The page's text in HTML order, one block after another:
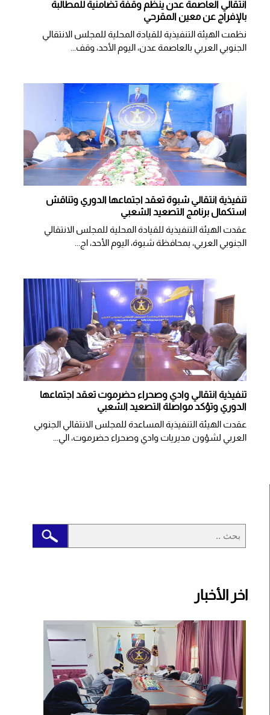
انتقالي العاصمة عدن ينظم وقفة تضامنية للمطالبة
بالإفراج عن معين المقرحي
نظمت الهيئة التنفيذية للقيادة المحلية للمجلس الانتقالي
الجنوبي العربي بالعاصمة عدن، اليوم الأحد، وقف...
تنفيذية انتقالي شبوة تعقد اجتماعها الدوري وتناقش
استكمال برنامج التصعيد الشعبي
عقدت الهيئة التنفيذية للقيادة المحلية للمجلس الانتقالي
الجنوبي العربي، بمحافظة شبوة، اليوم الأحد، اج...
تنفيذية انتقالي وادي وصحراء حضرموت تعقد اجتماعها
الدوري وتؤكد مواصلة التصعيد الشعبي
عقدت الهيئة التنفيذية المساعدة للمجلس الانتقالي الجنوبي
العربي لشؤون مديريات وادي وصحراء حضرموت، الي...
اخر الأخبار